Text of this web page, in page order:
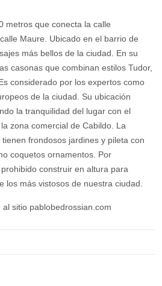
metros que conecta la calle
calle Maure. Ubicado en el barrio
pasajes más bellos de la ciudad.
hermosas casonas que combinan
y francés. Es considerado por
los pasajes más europeos de la
es ideal, combinando la
el bullicio a pocos metros de la
La mayoría de las mansiones
y pileta con tejas, balcones y rejas
Por disposición municipal está
para preservar el pasaje, uno de